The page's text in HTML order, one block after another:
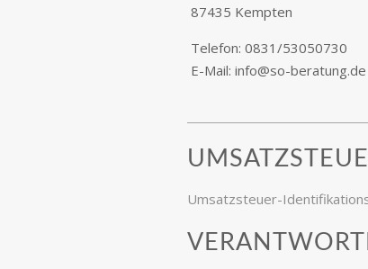
87435 Kempten
Telefon: 0831/53050730
E-Mail: info@so-beratung.de
Umsatzsteuer-